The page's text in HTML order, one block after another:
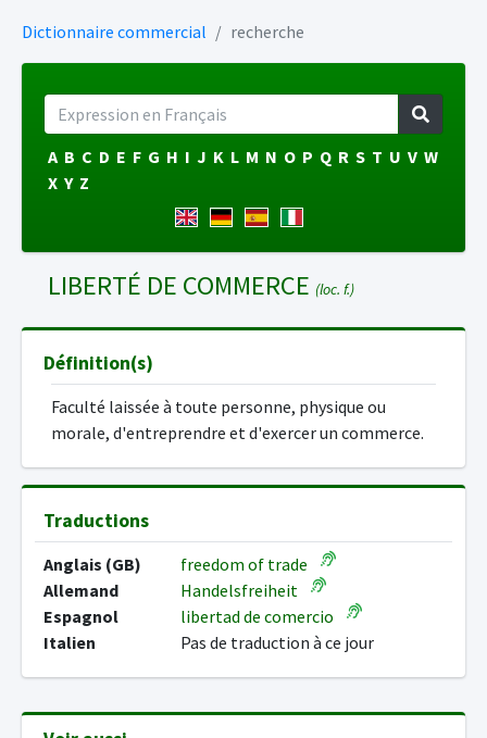
Dictionnaire commercial recherche
A B C D E F G H I J K L M N O P Q R S T U V W
X Y Z
LIBERTÉ DE COMMERCE (loc. f.)
Définition(s)
Faculté laissée à toute personne, physique ou
morale, d'entreprendre et d'exercer un commerce.
Traductions
Anglais (GB)
freedom of trade
Allemand
Handelsfreiheit
Espagnol
libertad de comercio
Italien
Pas de traduction à ce jour